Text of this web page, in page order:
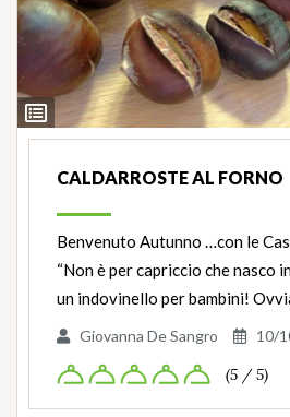
Ingredienti
CALDARROSTE AL FORNO
Benvenuto Autunno …con le
“Non è per capriccio che nasco
un indovinello per bambini!
Giovanna De Sangro 10/
(5 / 5)